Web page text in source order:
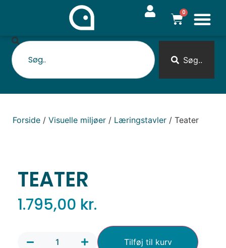
0
Søg..
Forside / Visuelle miljøer / Læringstavler / Teater
TEATER
1.795,00 kr.
Tilføj til kurv